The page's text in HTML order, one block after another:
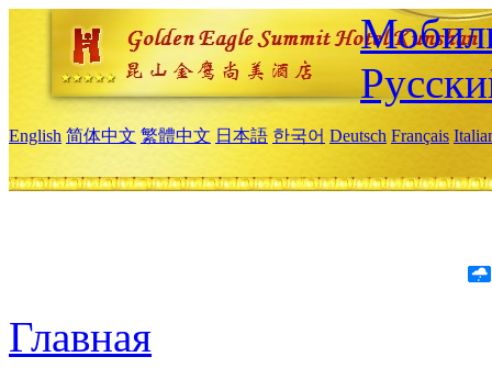
English 简体中文 繁體中文 日本語 한국어 Deutsch Français
Главная